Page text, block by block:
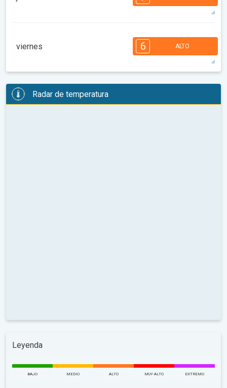
08:00 14:00
11 h 06:27 a.m. 08:36 p.m. 98°máx.
14:00
4 3
10 h 06:28 a.m. 08:34 p.m. 87°máx.
viernes 6 ALTO
1
08:00
4 4
Radar de temperatura
Leyenda
BAJO MEDIO ALTO MUY ALTO EXTREMO